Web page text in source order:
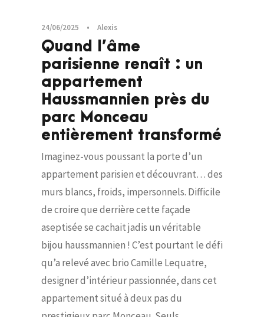
24/06/2025 • Alexis
Quand l’âme
parisienne renaît : un
appartement
Haussmannien près du
parc Monceau
entièrement transformé
Imaginez-vous poussant la porte d’un
appartement parisien et découvrant… des
murs blancs, froids, impersonnels. Difficile
de croire que derrière cette façade
aseptisée se cachait jadis un véritable
bijou haussmannien ! C’est pourtant le défi
qu’a relevé avec brio Camille Lequatre,
designer d’intérieur passionnée, dans cet
appartement situé à deux pas du